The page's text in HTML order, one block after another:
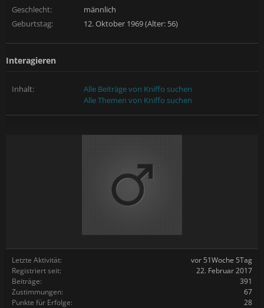
Letzte Aktivität:
vor 51Woche 5Tag
Registriert seit:
22. Februar 2017
Beiträge:
391
Zustimmungen:
67
Punkte für Erfolge:
28
Geschlecht:
männlich
Geburtstag:
12. Oktober 1969 (Alter: 56)
Interagieren
Inhalt:
Alle Beiträge von Kniffo suchen
Alle Themen von Kniffo suchen